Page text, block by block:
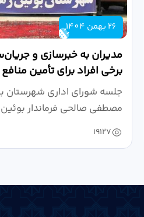
26 بهمن 1404
مدیران به خبرسازی و
برخی افراد برای تأمین
توجهی نکنند
جلسه شورای اداری شهرستان
مصطفی صالحی فرماندار
حضور...
19127